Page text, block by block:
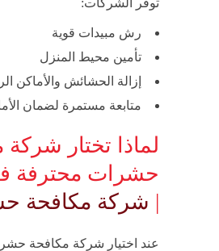
توفر الشركات:
رش مبيدات قوية
تأمين محيط المنزل
إزالة الحشائش والأماكن
متابعة مستمرة لضمان
لماذا تختار شركة
حشرات محترفة
| شركة مكافحة
عند اختيار شركة مكافحة